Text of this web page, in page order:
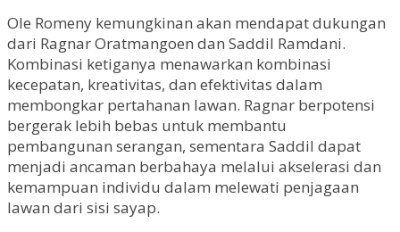
Ole Romeny kemungkinan akan mendapat dukungan
dari Ragnar Oratmangoen dan Saddil Ramdani.
Kombinasi ketiganya menawarkan kombinasi
kecepatan, kreativitas, dan efektivitas dalam
membongkar pertahanan lawan. Ragnar berpotensi
bergerak lebih bebas untuk membantu
pembangunan serangan, sementara Saddil dapat
menjadi ancaman berbahaya melalui akselerasi dan
kemampuan individu dalam melewati penjagaan
lawan dari sisi sayap.